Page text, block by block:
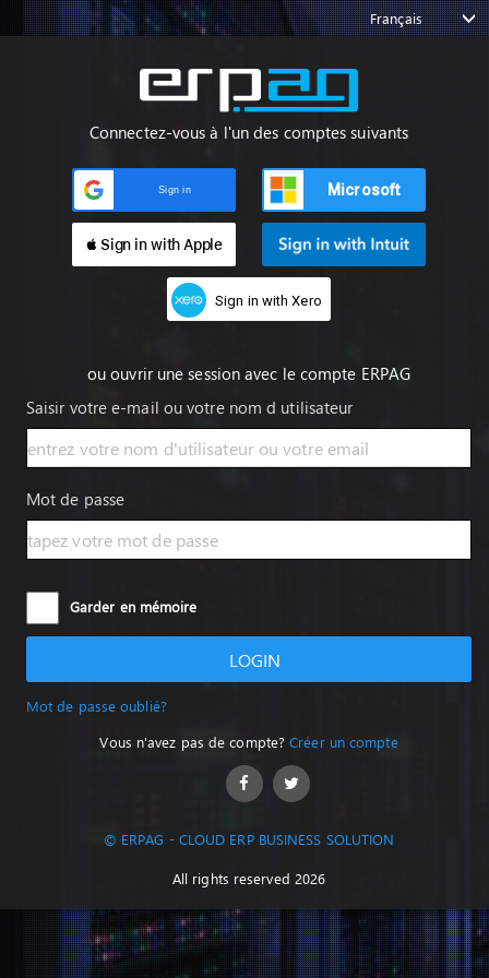
Français
Connectez-vous à l'un des comptes suivants
Sign in Microsoft
 Sign in with Apple
Sign in with Xero
ou ouvrir une session avec le compte ERPAG
Saisir votre e-mail ou votre nom d utilisateur
Mot de passe
Garder en mémoire
LOGIN
Mot de passe oublié?
Vous n'avez pas de compte?Créer un compte
© ERPAG - CLOUD ERP BUSINESS SOLUTION
All rights reserved 2026